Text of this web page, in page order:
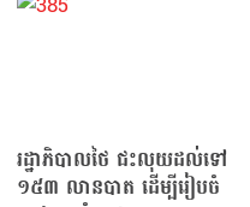
រដ្ឋាភិបាលថៃ ជះលុយដល់ទៅ
១៥៣ លានបាត ដើម្បីរៀបចំ